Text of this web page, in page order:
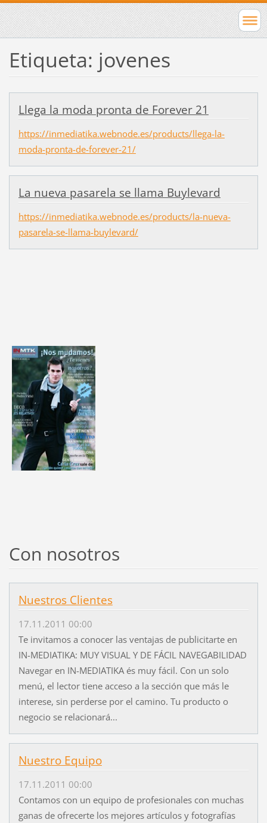
Etiqueta: jovenes
Llega la moda pronta de Forever 21
https://inmediatika.webnode.es/products/llega-la-
moda-pronta-de-forever-21/
La nueva pasarela se llama Buylevard
https://inmediatika.webnode.es/products/la-nueva-
pasarela-se-llama-buylevard/
Con nosotros
Nuestros Clientes
17.11.2011 00:00
Te invitamos a conocer las ventajas de publicitarte en
IN-MEDIATIKA: MUY VISUAL Y DE FÁCIL NAVEGABILIDAD
Navegar en IN-MEDIATIKA és muy fácil. Con un solo
menú, el lector tiene acceso a la sección que más le
interese, sin perderse por el camino. Tu producto o
negocio se relacionará...
Nuestro Equipo
17.11.2011 00:00
Contamos con un equipo de profesionales con muchas
ganas de ofrecerte los mejores artículos y fotografías